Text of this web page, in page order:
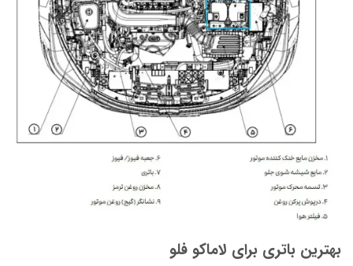
بهترین باتری برای لاماکو فلو